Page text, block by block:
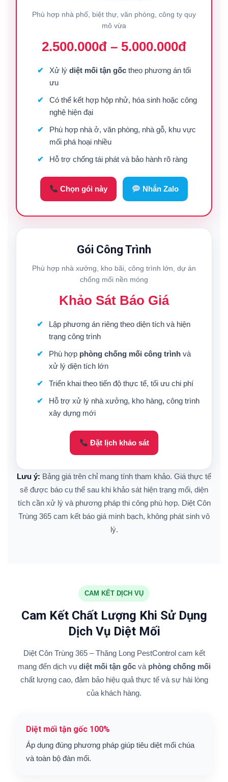
Phù hợp nhà phố, biệt thự, văn phòng, công ty quy
mô vừa
2.500.000đ – 5.000.000đ
Xử lý diệt mối tận gốctheo phương án tối
ưu
Có thể kết hợp hộp nhử, hóa sinh hoặc công
nghệ hiện đại
Phù hợp nhà ở, văn phòng, nhà gỗ, khu vực
mối phá hoại nhiều
Hỗ trợ chống tái phát và bảo hành rõ ràng
Chọn gói này Nhắn Zalo
Gói Công Trình
Phù hợp nhà xưởng, kho bãi, công trình lớn, dự án
chống mối nền móng
Khảo Sát Báo Giá
Lập phương án riêng theo diện tích và hiện
trạng công trình
Phù hợp phòng chống mối công trìnhvà
xử lý diện tích lớn
Triển khai theo tiến độ thực tế, tối ưu chi phí
Hỗ trợ xử lý nhà xưởng, kho hàng, công trình
xây dựng mới
Đặt lịch khảo sát
Lưu ý: Bảng giá trên chỉ mang tính tham khảo. Giá thực tế
sẽ được báo cụ thể sau khi khảo sát hiện trạng mối, diện
tích cần xử lý và phương pháp thi công phù hợp. Diệt Côn
Trùng 365 cam kết báo giá minh bạch, không phát sinh vô
lý.
CAM KẾT DỊCH VỤ
Cam Kết Chất Lượng Khi Sử Dụng
Dịch Vụ Diệt Mối
Diệt Côn Trùng 365 – Thăng Long PestControl cam kết
mang đến dịch vụ diệt mối tận gốcvà phòng chống mối
chất lượng cao, đảm bảo hiệu quả thực tế và sự hài lòng
của khách hàng.
Diệt mối tận gốc 100%
Áp dụng đúng phương pháp giúp tiêu diệt mối chúa
và toàn bộ đàn mối.